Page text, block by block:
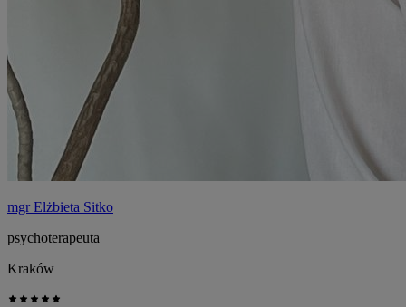
mgr Elżbieta Sitko
psychoterapeuta
Kraków